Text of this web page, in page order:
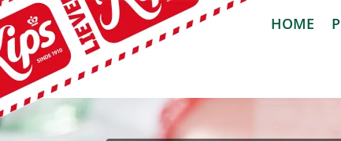
HOME